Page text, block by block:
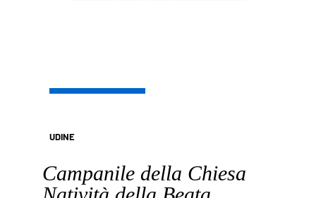
UDINE
Campanile della Chiesa